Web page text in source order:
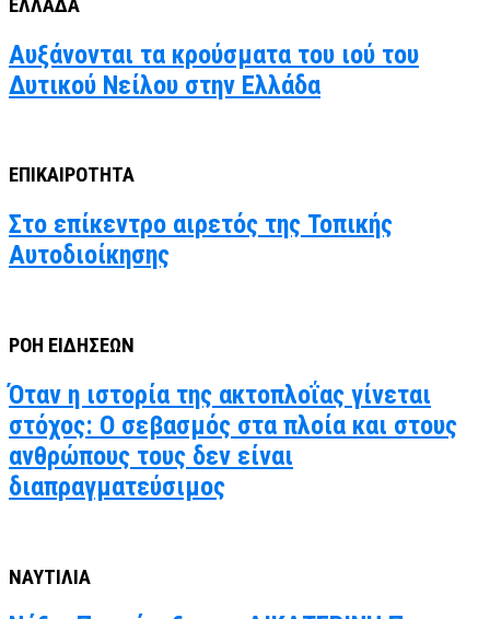
ΕΛΛΑΔΑ
Αυξάνονται τα κρούσματα του ιού του
Δυτικού Νείλου στην Ελλάδα
ΕΠΙΚΑΙΡΟΤΗΤΑ
Στο επίκεντρο αιρετός της Τοπικής
Αυτοδιοίκησης
ΡΟΗ ΕΙΔΗΣΕΩΝ
Όταν η ιστορία της ακτοπλοΐας γίνεται
στόχος: Ο σεβασμός στα πλοία και στους
ανθρώπους τους δεν είναι
διαπραγματεύσιμος
ΝΑΥΤΙΛΙΑ